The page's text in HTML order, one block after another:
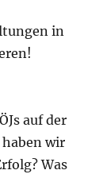
in
auf der
wir
Was